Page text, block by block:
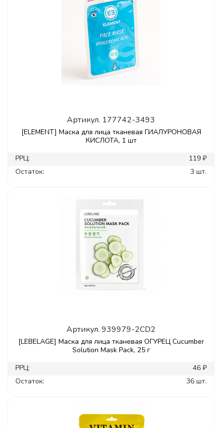
Артикул. 177742-3493
[ELEMENT] Маска для лица тканевая ГИАЛУРОНОВАЯ
КИСЛОТА, 1 шт
РРЦ:
119 ₽
Остаток:
3 шт.
Артикул. 939979-2CD2
[LEBELAGE] Маска для лица тканевая ОГУРЕЦ Cucumber
Solution Mask Pack, 25 г
РРЦ:
46 ₽
Остаток:
36 шт.